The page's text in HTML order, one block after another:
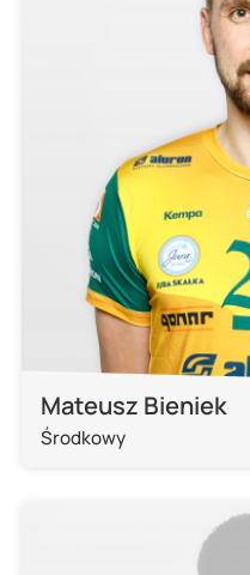
Mateusz Bieniek
Środkowy